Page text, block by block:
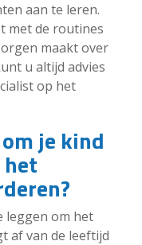
aan te leren.
met de routines
maakt over
u altijd advies
op het
je kind
leggen om het
af van de leeftijd